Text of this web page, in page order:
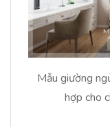
Mẫu giường
hợp cho